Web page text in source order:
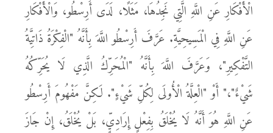
الْأَفْكَارِ عَنِ اللَّهِ الَّتِي نَجِدُهَا، مَثَلًا، لَدَى أَرِسْطُو، وَالْأَفْكَارِ
عَنِ اللَّهِ فِي الْمَسِيحِيَّةِ. عَرَّفَ أَرِسْطُو اللَّهَ بِأَنَّهُ "الْفِكْرَةُ ذَاتِيَّةُ
التَّفْكِيرِ"، وَعَرَّفَ اللَّهَ بِأَنَّهُ "الْمُحَرِّكُ الَّذِي لَا يُحَرِّكُهُ
شَيْءٌ"،" أَوْ "الْعِلَّةُ الْأُولَى لِكُلِّ شَيْءٍ". لَكِنَّ مَفْهُومَ أَرِسْطُو
عَنِ اللَّهِ هُوَ أَنَّهُ لَا يُخْلَقُ بِفِعْلٍ إِرَادِيٍّ، بَلْ يُخْلَقُ، إِنْ جَازَ